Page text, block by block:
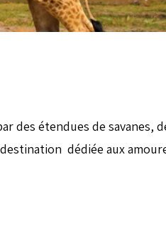
des étendues de savanes,
dédiée aux